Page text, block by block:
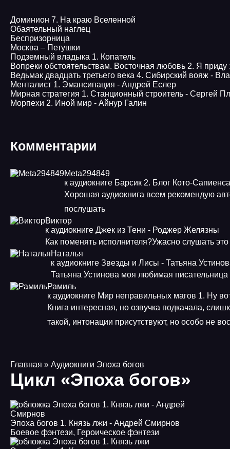
Доминион 7. На краю Вселенной
Обаятельный наглец
Беспризорница
Москва – Петушки
Подземный владыка 1. Копатель
Вопреки обстоятельствам. Восточная любовь 2. Я
Ведьмак двадцать третьего века 4. Сибирский вояж -
Менталист 1. Эмансипация - Андрей Еслер
Мирная стратегия 1. Станционный строитель - Сергей
Морпехи 2. Иной мир - Айнур Галин
Комментарии
Meta294849
к аудиокниге Барсик 2. Блог Кото-
Хорошая аудиокнига всем рекомендую
послушать
Виктор
к аудиокниге Джек из Тени - Роджер Желязны
Как поменять исполнителя?Ужасно слушать
Наталья
к аудиокниге Звезды и Лисы - Татьяна
Татьяна Устинова моя любимая писательница
Рамиль
к аудиокниге Мир неправильных магов 1. Ну
Книга интересная, но озвучка подкачала,
такой, интонации присутствуют, но особо не
Главная » Аудиокниги Эпоха богов
Цикл «Эпоха богов»
Эпоха богов 1. Князь лжи - Андрей Смирнов
Боевое фэнтези, Героическое фэнтези